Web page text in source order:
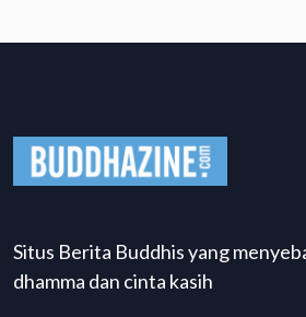
Situs Berita Buddhis yang
dhamma dan cinta kasih